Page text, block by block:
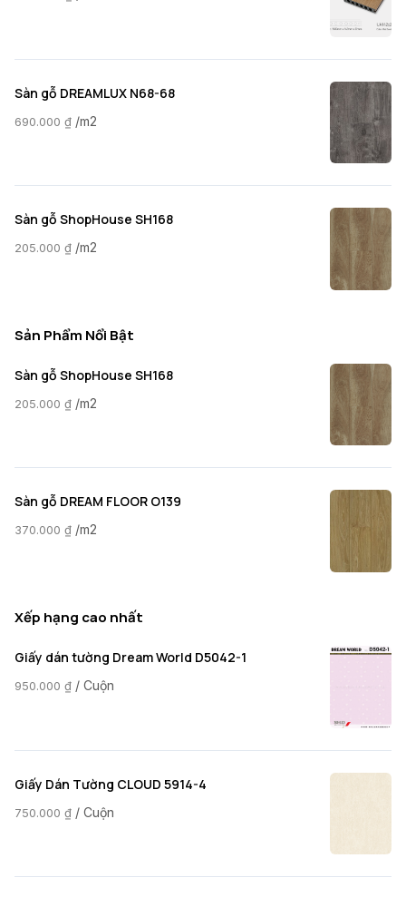
Sàn gỗ DREAMLUX N68-68
690.000 ₫ /m2
Sàn gỗ ShopHouse SH168
205.000 ₫ /m2
Sản Phẩm Nổi Bật
Sàn gỗ ShopHouse SH168
205.000 ₫ /m2
Sàn gỗ DREAM FLOOR O139
370.000 ₫ /m2
Xếp hạng cao nhất
Giấy dán tường Dream World D5042-1
950.000 ₫ / Cuộn
Giấy Dán Tường CLOUD 5914-4
750.000 ₫ / Cuộn